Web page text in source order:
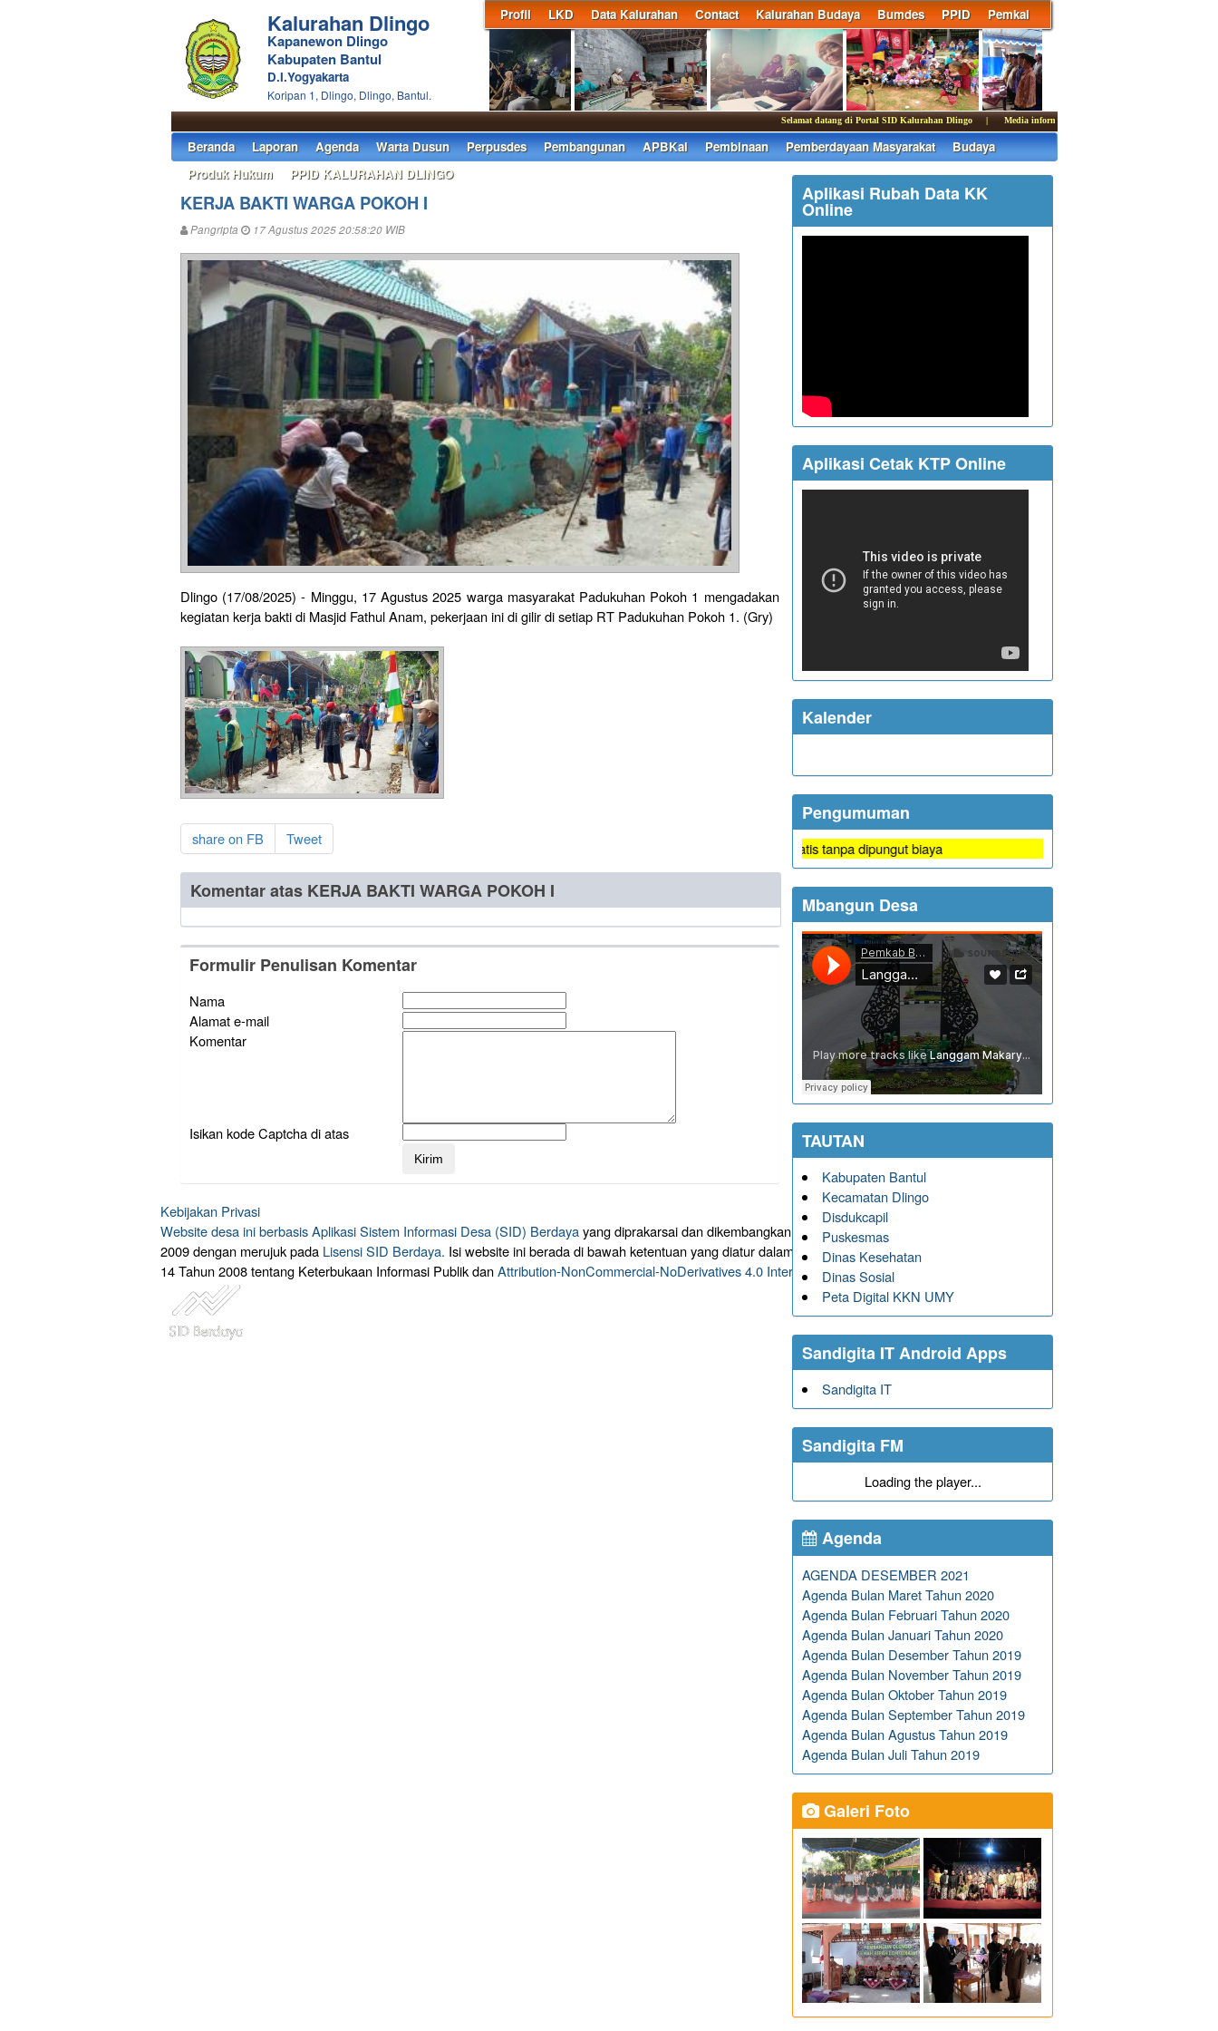
Profil LKD Data Kalurahan Contact Kalurahan Budaya Bumdes PPID Pemkal
Kalurahan Dlingo
Kapanewon Dlingo
Kabupaten Bantul
D.I.Yogyakarta
Koripan 1, Dlingo, Dlingo, Bantul.
Selamat datang di Portal SID Kalurahan Dlingo | Media informasi dan komunikasi Pemerintah
Beranda Laporan Agenda Warta Dusun Perpusdes Pembangunan APBKal Pembinaan Pemberdayaan Masyarakat
Budaya
Produk Hukum
PPID KALURAHAN DLINGO
KERJA BAKTI WARGA POKOH I
Pangripta 17 Agustus 2025 20:58:20 WIB
Dlingo (17/08/2025) - Minggu, 17 Agustus 2025 warga masyarakat Padukuhan Pokoh 1 mengadakan
kegiatan kerja bakti di Masjid Fathul Anam, pekerjaan ini di gilir di setiap RT Padukuhan Pokoh 1. (Gry)
share on FB Tweet
Komentar atas KERJA BAKTI WARGA POKOH I
Formulir Penulisan Komentar
Nama
Alamat e-mail
Komentar
Isikan kode Captcha di atas
Aplikasi Rubah Data KK
Online
Aplikasi Cetak KTP Online
Kalender
Pengumuman
Semua jenis pelayanan di Kalurahan Dlingo Gratis tanpa dipungut biaya
Mbangun Desa
TAUTAN
Kabupaten Bantul
Kecamatan Dlingo
Disdukcapil
Puskesmas
Dinas Kesehatan
Dinas Sosial
Peta Digital KKN UMY
Sandigita IT Android Apps
Sandigita IT
Sandigita FM
Loading the player...
Agenda
AGENDA DESEMBER 2021
Agenda Bulan Maret Tahun 2020
Agenda Bulan Februari Tahun 2020
Agenda Bulan Januari Tahun 2020
Agenda Bulan Desember Tahun 2019
Agenda Bulan November Tahun 2019
Agenda Bulan Oktober Tahun 2019
Agenda Bulan September Tahun 2019
Agenda Bulan Agustus Tahun 2019
Agenda Bulan Juli Tahun 2019
Galeri Foto
Kebijakan Privasi
Website desa ini berbasisAplikasi Sistem Informasi Desa (SID) Berdayayang diprakarsai dan dikembangkan oleh Combine Resource Institution
2009 dengan merujuk pada Lisensi SID Berdaya. Isi website ini berada di bawah ketentuan yang diatur dalam Undang-Undang Republik Indonesia Nomor
14 Tahun 2008 tentang Keterbukaan Informasi Publik danAttribution-NonCommercial-NoDerivatives 4.0 International (CC BY-NC-ND 4.0) License